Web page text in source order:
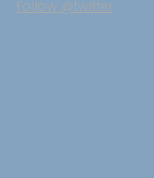
Follow @twitter